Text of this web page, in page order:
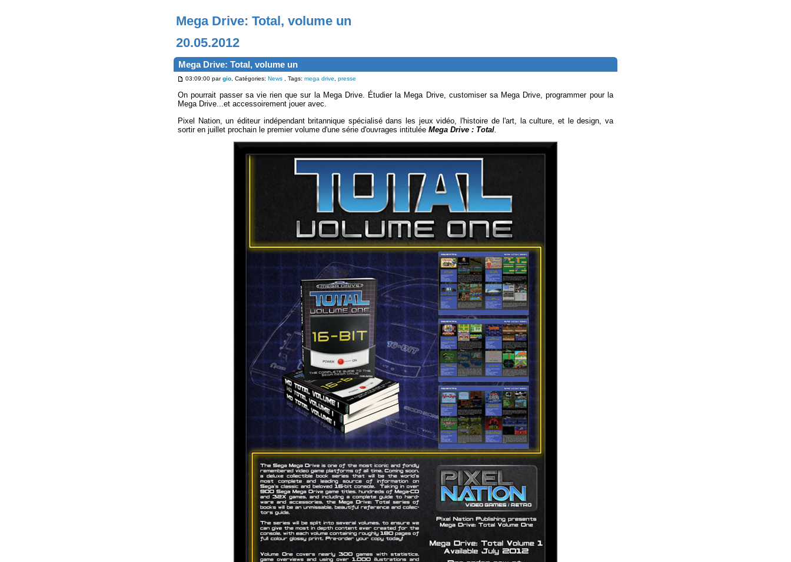
Mega Drive: Total, volume un
20.05.2012
Mega Drive: Total, volume un
03:09:00 pargio, Catégories: News, Tags: mega drive presse
On pourrait passer sa vie rien que sur la Mega Drive. Étudier la Mega Drive, customiser sa Mega Drive, programmer pour la
Mega Drive...et accessoirement jouer avec.
Pixel Nation, un éditeur indépendant britannique spécialisé dans les jeux vidéo, l'histoire de l'art, la culture, et le design, va
sortir en juillet prochain le premier volume d'une série d'ouvrages intituléeMega Drive : Total